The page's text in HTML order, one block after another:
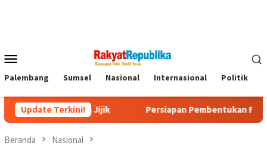
Mobile
Palembang Sumsel Nasional Internasional Politik
Update Terkini!
dan Jijik Persiapan Pembentukan Forum Kemitraan
Beranda Nasional